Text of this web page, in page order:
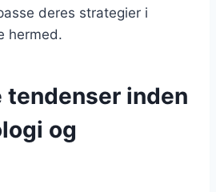
deres strategier i
hermed.
tendenser inden
og